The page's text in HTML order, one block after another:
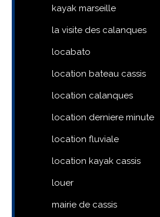
kayak marseille
la visite des calanques
locabato
location bateau cassis
location calanques
location derniere minute
location fluviale
location kayak cassis
louer
mairie de cassis